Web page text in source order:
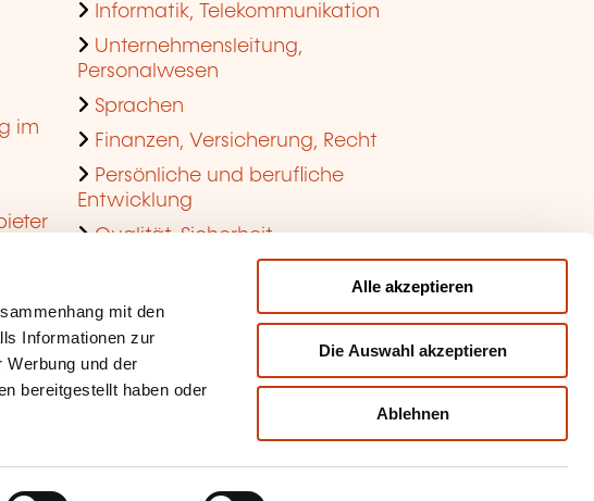
mit den
Informationen zur
und der
bereitgestellt haben oder
Alle akzeptieren
Die Auswahl akzeptieren
Ablehnen
im
Informatik, Telekommunikation
Unternehmensleitung,
Personalwesen
Sprachen
Finanzen, Versicherung, Recht
Persönliche und berufliche
Entwicklung
Qualität, Sicherheit